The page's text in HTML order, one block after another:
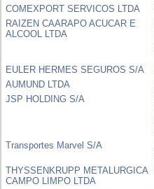
COMEXPORT SERVICOS LTDA
RAIZEN CAARAPO ACUCAR E
ALCOOL LTDA
EULER HERMES SEGUROS S/A
AUMUND LTDA
JSP HOLDING S/A
Transportes Marvel S/A
THYSSENKRUPP METALURGICA
CAMPO LIMPO LTDA